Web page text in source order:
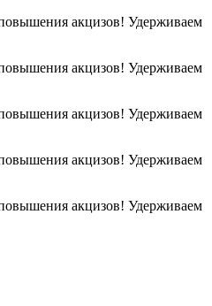
акцизов! Удерживаем
акцизов! Удерживаем
акцизов! Удерживаем
акцизов! Удерживаем
акцизов! Удерживаем